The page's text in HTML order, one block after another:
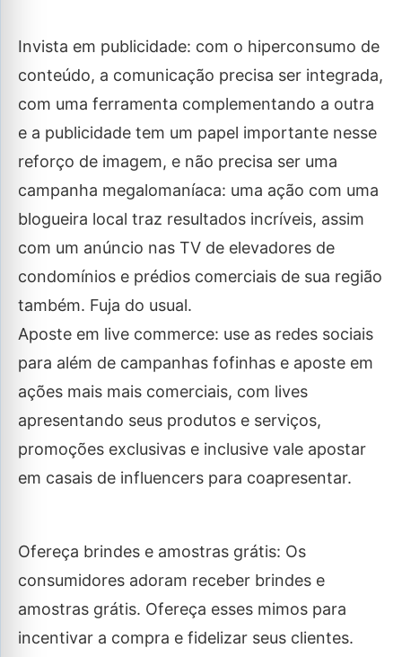
Invista em publicidade: com o hiperconsumo de
conteúdo, a comunicação precisa ser integrada,
com uma ferramenta complementando a outra
e a publicidade tem um papel importante nesse
reforço de imagem, e não precisa ser uma
campanha megalomaníaca: uma ação com uma
blogueira local traz resultados incríveis, assim
com um anúncio nas TV de elevadores de
condomínios e prédios comerciais de sua região
também. Fuja do usual.
Aposte em live commerce: use as redes sociais
para além de campanhas fofinhas e aposte em
ações mais mais comerciais, com lives
apresentando seus produtos e serviços,
promoções exclusivas e inclusive vale apostar
em casais de influencers para coapresentar.
Ofereça brindes e amostras grátis: Os
consumidores adoram receber brindes e
amostras grátis. Ofereça esses mimos para
incentivar a compra e fidelizar seus clientes.